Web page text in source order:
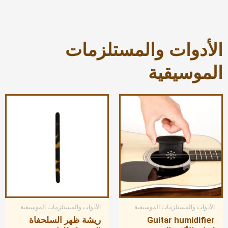
الأدوات والمستلزمات
الموسيقية
الأدوات والمستلزمات الموسيقية
Guitar humidifier
الأدوات والمستلزمات الموسيقية
ريشة ظهر السلحفاة